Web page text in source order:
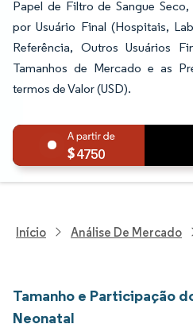
Papel de Filtro de Sangue
por Usuário Final (Hospitais,
Referência, Outros Usuários
Tamanhos de Mercado e as
termos de Valor (USD).
4750
Início Análise De Mercado
Tamanho e Participação
Neonatal